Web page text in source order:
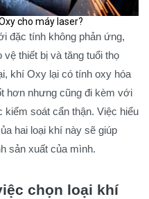
cho máy laser?
đặc tính không phản ứng,
vệ thiết bị và tăng tuổi thọ
khí Oxy lại có tính oxy hóa
hơn nhưng cũng đi kèm với
soát cẩn thận. Việc hiểu
hai loại khí này sẽ giúp
sản xuất của mình.
chọn loại khí